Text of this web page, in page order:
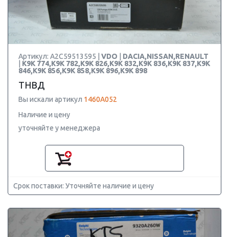
Артикул: A2C59513595 | VDO
DACIA,NISSAN,RENAULT
K9K 774,K9K 782,K9K 826,K9K 832,K9K 836,K9K 837,K9K
846,K9K 856,K9K 858,K9K 896,K9K 898
ТНВД
Вы искали артикул 1460A052
Наличие и цену
уточняйте у менеджера
Срок поставки: Уточняйте наличие и цену